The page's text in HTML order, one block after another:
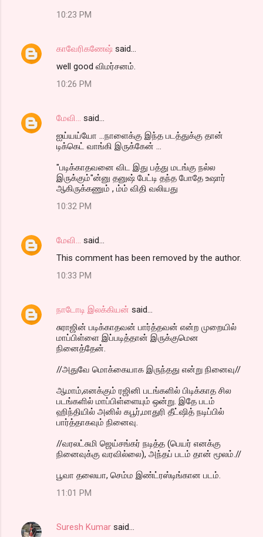
10:23 PM
காவேரிகணேஷ் said…
well good விமர்சனம்.
10:26 PM
மேவி...
said…
ஐய்யய்யோ ...நாளைக்கு இந்த படத்துக்கு தான்
டிக்கெட் வாங்கி இருக்கேன் ...
"படிக்காதவனை விட இது பத்து மடங்கு நல்ல
இருக்கும்"ன்னு தனுஷ் பேட்டி தந்த போதே உஷார்
ஆகிருக்கணும் , ம்ம் விதி வலியது
10:32 PM
மேவி...
said…
This comment has been removed by the author.
10:33 PM
நாடோடி இலக்கியன் said…
சுராஜின் படிக்காதவன் பார்த்தவன் என்ற முறையில்
மாப்பிள்ளை இப்படித்தான் இருக்குமென
நினைத்தேன்.
//அதுவே மொக்கையாக இருந்தது என்று நினைவு//
ஆமாம்,எனக்கும் ரஜினி படங்களில் பிடிக்காத சில
படங்களில் மாப்பிள்ளையும் ஒன்று. இதே படம்
ஹிந்தியில் அனில் கபூர்,மாதுரி தீட்ஷித் நடிப்பில்
பார்த்தாகவும் நினைவு.
//வரலட்சுமி ஜெய்சங்கர் நடித்த (பெயர் எனக்கு
நினைவுக்கு வரவில்லை), அந்தப் படம் தான் மூலம்.//
பூவா தலையா, செம்ம இண்ட்ரஸ்டிங்கான படம்.
11:01 PM
Suresh Kumar said…